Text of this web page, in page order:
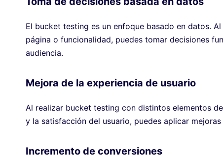
El bucket testing es un enfoque basado en datos.
página o funcionalidad, puedes tomar decisiones
audiencia.
Mejora de la experiencia de usuario
Al realizar bucket testing con distintos elementos
y la satisfacción del usuario, puedes aplicar
Incremento de conversiones